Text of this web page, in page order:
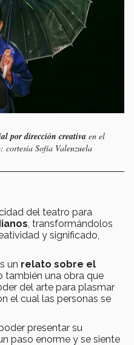
por dirección creativa en el
cortesía Sofía Valenzuela
del teatro para
, transformándolos
y significado,
un relato sobre el
también una obra que
del arte para plasmar
el cual las personas se
presentar su
paso enorme y se siente